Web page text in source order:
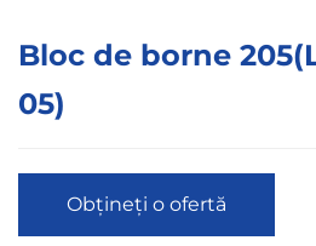
Bloc de borne
05)
Obțineți o ofertă